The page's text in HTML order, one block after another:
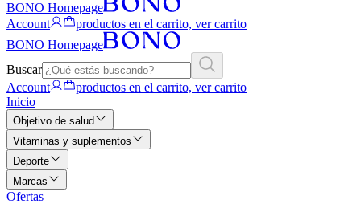
BONO Homepage
Account
productos en el carrito, ver carrito
BONO Homepage
Buscar
Account
productos en el carrito, ver carrito
Inicio
Objetivo de salud
Vitaminas y suplementos
Deporte
Marcas
Ofertas